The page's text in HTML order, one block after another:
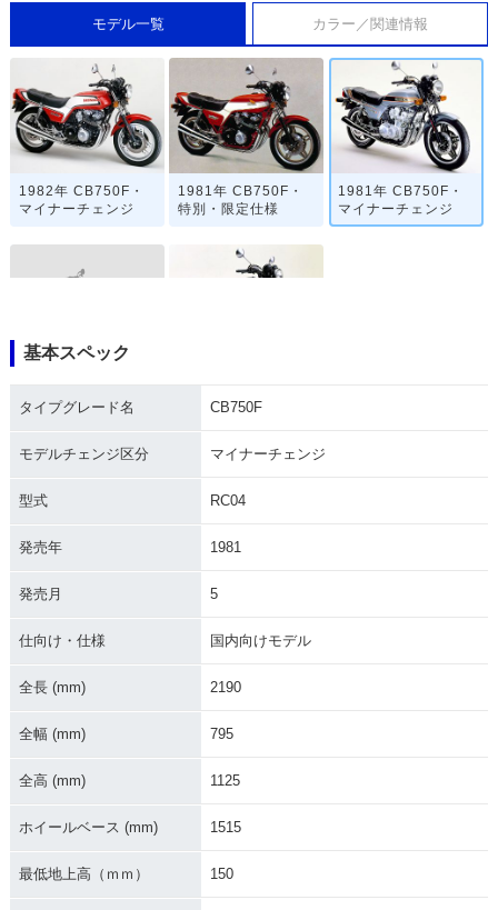
モデル一覧 カラー／関連情報
1982年 CB750F・
マイナーチェンジ
1981年 CB750F・
特別・限定仕様
1981年 CB750F・
マイナーチェンジ
基本スペック
タイプグレード名 CB750F
モデルチェンジ区分 マイナーチェンジ
型式 RC04
発売年 1981
発売月 5
仕向け・仕様 国内向けモデル
全長 (mm) 2190
全幅 (mm) 795
全高 (mm) 1125
ホイールベース (mm) 1515
最低地上高（ｍｍ） 150